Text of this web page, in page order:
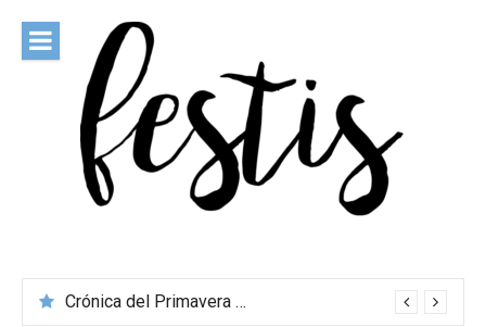
contenido
Crónica del Primavera Sound Porto 2026